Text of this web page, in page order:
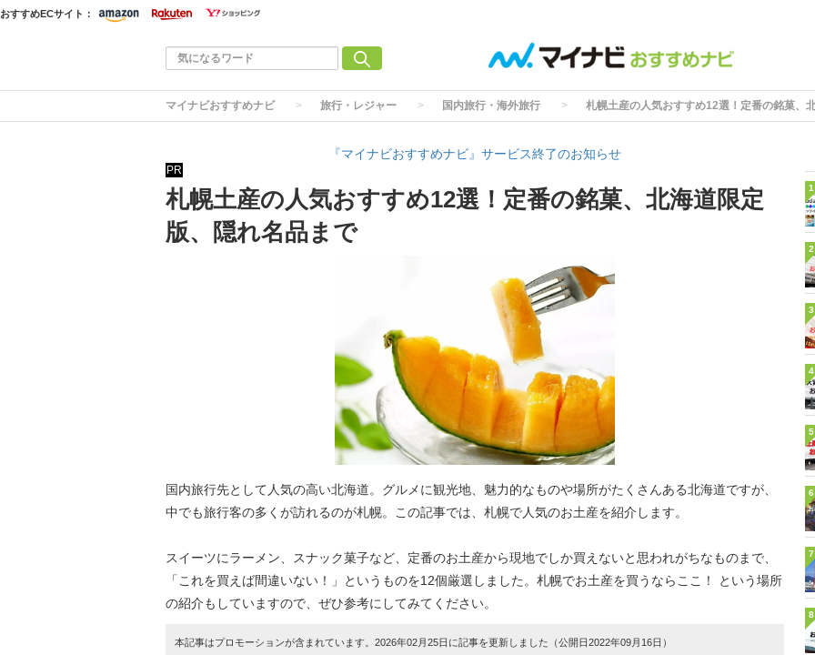
おすすめECサイト：
マイナビおすすめナビ 旅行・レジャー 国内旅行・海外旅行 札幌土産の人気おすすめ12選！定番の銘菓、
『マイナビおすすめナビ』サービス終了のお知らせ
PR
札幌土産の人気おすすめ12選！定番の銘菓、北海道限定
版、隠れ名品まで
国内旅行先として人気の高い北海道。グルメに観光地、魅力的なものや場所がたくさんある北海道ですが、
中でも旅行客の多くが訪れるのが札幌。この記事では、札幌で人気のお土産を紹介します。
スイーツにラーメン、スナック菓子など、定番のお土産から現地でしか買えないと思われがちなものまで、
「これを買えば間違いない！」というものを12個厳選しました。札幌でお土産を買うならここ！ という場所
の紹介もしていますので、ぜひ参考にしてみてください。
本記事はプロモーションが含まれています。2026年02月25日に記事を更新しました（公開日2022年09月16日）
1
2
3
4
5
6
7
8